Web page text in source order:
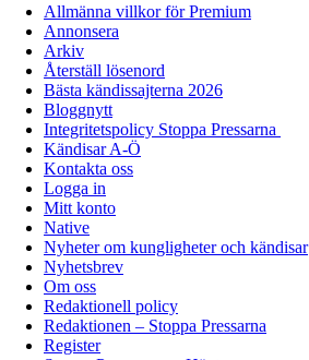
Allmänna villkor för Premium
Annonsera
Arkiv
Återställ lösenord
Bästa kändissajterna 2026
Bloggnytt
Integritetspolicy Stoppa Pressarna
Kändisar A-Ö
Kontakta oss
Logga in
Mitt konto
Native
Nyheter om kungligheter och kändisar
Nyhetsbrev
Om oss
Redaktionell policy
Redaktionen – Stoppa Pressarna
Register